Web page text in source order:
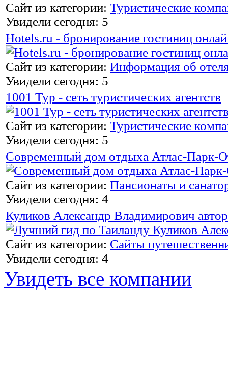
Сайт из категории: Туристические
Увидели сегодня: 5
Hotels.ru - бронирование гостиниц
Сайт из категории: Информация об
Увидели сегодня: 5
1001 Тур - сеть туристических агентств
Сайт из категории: Туристические
Увидели сегодня: 5
Современный дом отдыха Атлас-Парк-
Сайт из категории: Пансионаты и
Увидели сегодня: 4
Куликов Александр Владимирович
Сайт из категории: Сайты
Увидели сегодня: 4
Увидеть все компании